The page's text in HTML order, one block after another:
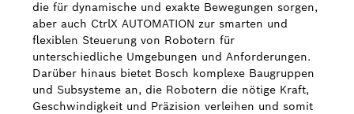
die für dynamische und exakte Bewegungen sorgen,
aber auch CtrlX AUTOMATION zur smarten und
flexiblen Steuerung von Robotern für
unterschiedliche Umgebungen und Anforderungen.
Darüber hinaus bietet Bosch komplexe Baugruppen
und Subsysteme an, die Robotern die nötige Kraft,
Geschwindigkeit und Präzision verleihen und somit